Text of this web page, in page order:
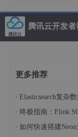
主要注意：
协议选 web
腾讯云开发
更多推荐
· Elasticsearch复杂
· 终极指南：Flink
· 如何快速搭建Neon